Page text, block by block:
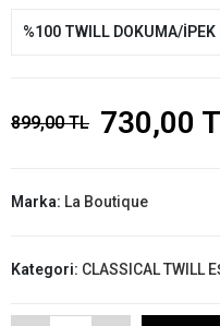
%100 TWILL DOKUMA/İPEK
899,00 TL 730,00
Marka: La Boutique
Kategori: CLASSICAL TWILL